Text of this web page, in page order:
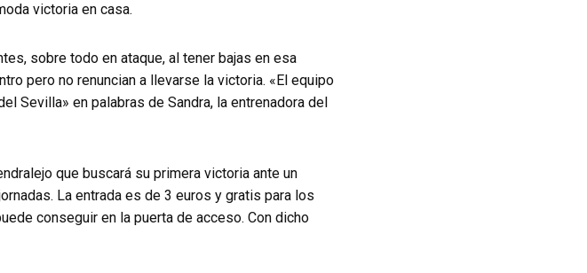
victoria en casa.
sobre todo en ataque, al tener bajas en esa
pero no renuncian a llevarse la victoria. «El equipo
Sevilla» en palabras de Sandra, la entrenadora del
que buscará su primera victoria ante un
La entrada es de 3 euros y gratis para los
conseguir en la puerta de acceso. Con dicho